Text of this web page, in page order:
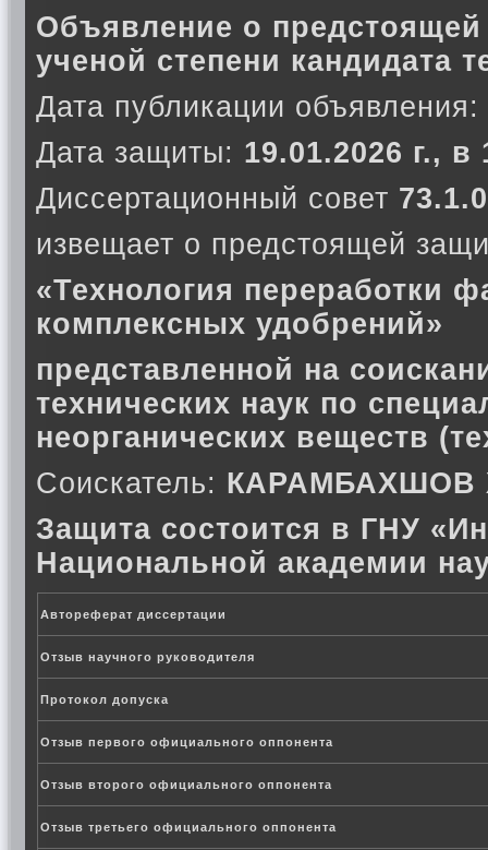
Объявление о предстоящей
ученой степени кандидата
Дата публикации объявления:
Дата защиты: 19.01.2026 г., в
Диссертационный совет
извещает о предстоящей
«Технология переработки
комплексных удобрений»
представленной на
технических наук по
неорганических веществ
Соискатель:
Защита состоится в ГНУ
Национальной академии
Автореферат диссертации
Отзыв научного руководителя
Протокол допуска
Отзыв первого официального оппонента
Отзыв второго официального оппонента
Отзыв третьего официального оппонента